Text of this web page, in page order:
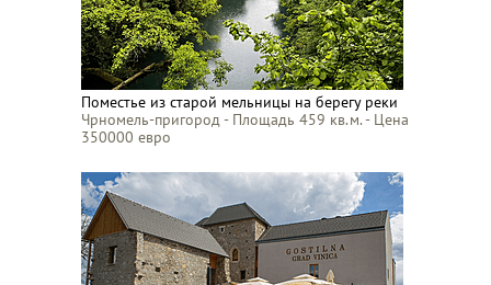
Поместье из старой мельницы на берегу реки
Чрномель-пригород - Площадь 459 кв.м. - Цена
350000 евро